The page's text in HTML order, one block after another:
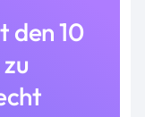
den 10